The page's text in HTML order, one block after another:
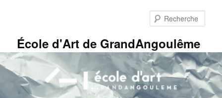
principalÉcole d'Art de GrandAngoulême